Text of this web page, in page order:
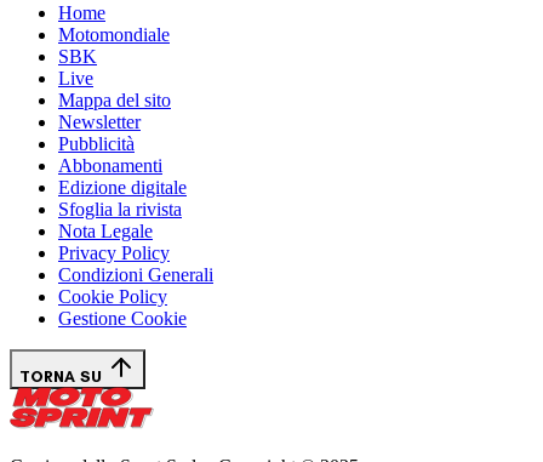
Home
Motomondiale
SBK
Live
Mappa del sito
Newsletter
Pubblicità
Abbonamenti
Edizione digitale
Sfoglia la rivista
Nota Legale
Privacy Policy
Condizioni Generali
Cookie Policy
Gestione Cookie
TORNA SU